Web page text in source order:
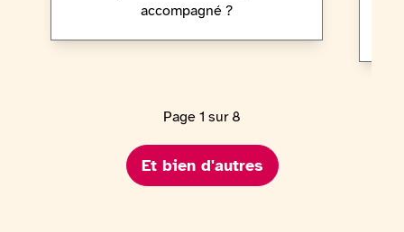
accompagné ?
Page 1 sur 8
Et bien d'autres